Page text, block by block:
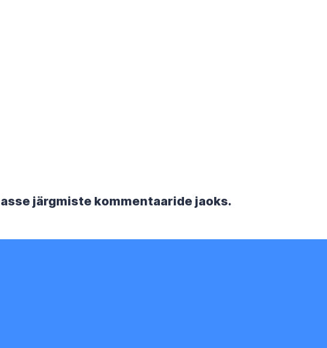
järgmiste kommentaaride jaoks.